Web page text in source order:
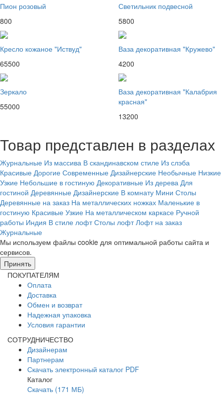
Пион розовый
800
Светильник подвесной
5800
Кресло кожаное "Иствуд"
65500
Ваза декоративная "Кружево"
4200
Зеркало
55000
Ваза декоративная "Калабрия
красная"
13200
Товар представлен в разделах
Журнальные Из массива В скандинавском стиле Из слэба
Красивые Дорогие Современные Дизайнерские Необычные Низкие
Узкие Небольшие в гостиную Декоративные Из дерева Для
гостиной Деревянные Дизайнерские В комнату Мини Столы
Деревянные на заказ На металлических ножках Маленькие в
гостиную Красивые Узкие На металлическом каркасе Ручной
работы Индия В стиле лофт Столы лофт Лофт на заказ
Журнальные
Мы используем файлы cookie для оптимальной работы сайта и
сервисов.
Принять
ПОКУПАТЕЛЯМ
Оплата
Доставка
Обмен и возврат
Надежная упаковка
Условия гарантии
СОТРУДНИЧЕСТВО
Дизайнерам
Партнерам
Скачать электронный каталог PDF
Каталог
Скачать (171 МБ)